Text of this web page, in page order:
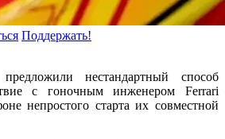
Поддержать!
нестандартный способ
с гоночным инженером Ferrari
непростого старта их совместной